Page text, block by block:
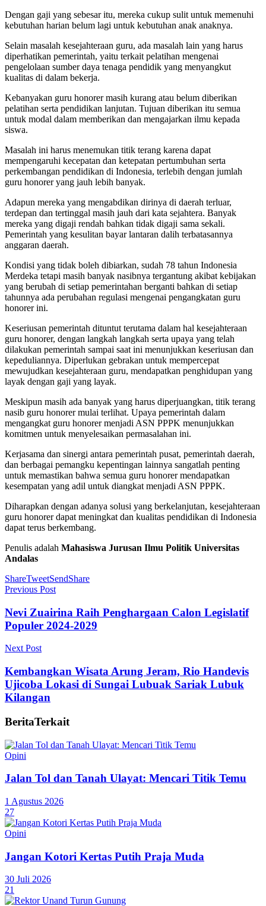
Dengan gaji yang sebesar itu, mereka cukup sulit untuk memenuhi
kebutuhan harian belum lagi untuk kebutuhan anak anaknya.
Selain masalah kesejahteraan guru, ada masalah lain yang harus
diperhatikan pemerintah, yaitu terkait pelatihan mengenai
pengelolaan sumber daya tenaga pendidik yang menyangkut
kualitas di dalam bekerja.
Kebanyakan guru honorer masih kurang atau belum diberikan
pelatihan serta pendidikan lanjutan. Tujuan diberikan itu semua
untuk modal dalam memberikan dan mengajarkan ilmu kepada
siswa.
Masalah ini harus menemukan titik terang karena dapat
mempengaruhi kecepatan dan ketepatan pertumbuhan serta
perkembangan pendidikan di Indonesia, terlebih dengan jumlah
guru honorer yang jauh lebih banyak.
Adapun mereka yang mengabdikan dirinya di daerah terluar,
terdepan dan tertinggal masih jauh dari kata sejahtera. Banyak
mereka yang digaji rendah bahkan tidak digaji sama sekali.
Pemerintah yang kesulitan bayar lantaran dalih terbatasannya
anggaran daerah.
Kondisi yang tidak boleh dibiarkan, sudah 78 tahun Indonesia
Merdeka tetapi masih banyak nasibnya tergantung akibat kebijakan
yang berubah di setiap pemerintahan berganti bahkan di setiap
tahunnya ada perubahan regulasi mengenai pengangkatan guru
honorer ini.
Keseriusan pemerintah dituntut terutama dalam hal kesejahteraan
guru honorer, dengan langkah langkah serta upaya yang telah
dilakukan pemerintah sampai saat ini menunjukkan keseriusan dan
kepeduliannya. Diperlukan gebrakan untuk mempercepat
mewujudkan kesejahteraan guru, mendapatkan penghidupan yang
layak dengan gaji yang layak.
Meskipun masih ada banyak yang harus diperjuangkan, titik terang
nasib guru honorer mulai terlihat. Upaya pemerintah dalam
mengangkat guru honorer menjadi ASN PPPK menunjukkan
komitmen untuk menyelesaikan permasalahan ini.
Kerjasama dan sinergi antara pemerintah pusat, pemerintah daerah,
dan berbagai pemangku kepentingan lainnya sangatlah penting
untuk memastikan bahwa semua guru honorer mendapatkan
kesempatan yang adil untuk diangkat menjadi ASN PPPK.
Diharapkan dengan adanya solusi yang berkelanjutan, kesejahteraan
guru honorer dapat meningkat dan kualitas pendidikan di Indonesia
dapat terus berkembang.
Penulis adalah Mahasiswa Jurusan Ilmu Politik Universitas
Andalas
ShareTweetSendShare
Previous Post
Nevi Zuairina Raih Penghargaan Calon Legislatif
Populer 2024-2029
Next Post
Kembangkan Wisata Arung Jeram, Rio Handevis
Ujicoba Lokasi di Sungai Lubuak Sariak Lubuk
Kilangan
BeritaTerkait
Opini
Jalan Tol dan Tanah Ulayat: Mencari Titik Temu
1 Agustus 2026
27
Opini
Jangan Kotori Kertas Putih Praja Muda
30 Juli 2026
21